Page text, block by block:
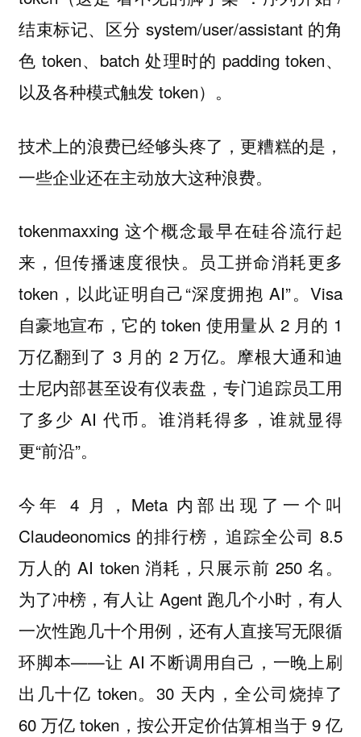
结束标记、区分 system/user/assistant 的角
色 token、batch 处理时的 padding token、
以及各种模式触发 token）。
技术上的浪费已经够头疼了，更糟糕的是，
一些企业还在主动放大这种浪费。
tokenmaxxing 这个概念最早在硅谷流行起
来，但传播速度很快。员工拼命消耗更多
token，以此证明自己“深度拥抱 AI”。Visa
自豪地宣布，它的 token 使用量从 2 月的 1
万亿翻到了 3 月的 2 万亿。摩根大通和迪
士尼内部甚至设有仪表盘，专门追踪员工用
了多少 AI 代币。谁消耗得多，谁就显得
更“前沿”。
今年 4 月，Meta 内部出现了一个叫
Claudeonomics 的排行榜，追踪全公司 8.5
万人的 AI token 消耗，只展示前 250 名。
为了冲榜，有人让 Agent 跑几个小时，有人
一次性跑几十个用例，还有人直接写无限循
环脚本——让 AI 不断调用自己，一晚上刷
出几十亿 token。30 天内，全公司烧掉了
60 万亿 token，按公开定价估算相当于 9 亿